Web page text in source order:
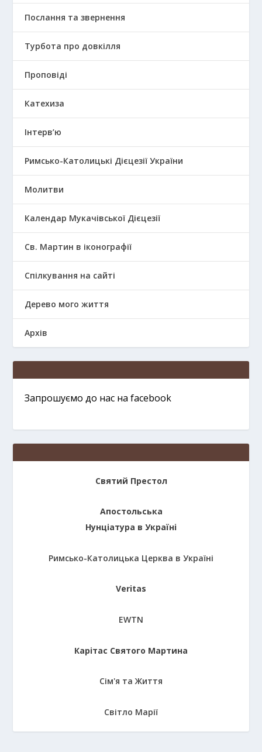
Послання та звернення
Турбота про довкілля
Проповіді
Катехиза
Інтерв’ю
Римсько-Католицькі Дієцезії України
Молитви
Календар Мукачівської Дієцезії
Св. Мартин в іконографії
Спілкування на сайті
Дерево мого життя
Архів
Запрошуємо до нас на facebook
Святий Престол
Апостольська
Нунціатура в Україні
Римсько-Католицька Церква в Україні
Veritas
EWTN
Карітас Святого Мартина
Сім'я та Життя
Світло Марії